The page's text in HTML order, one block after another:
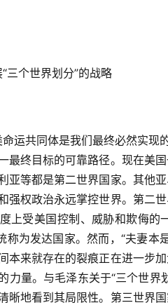
三个世界划分”的战略
运共同体是我们最终必然实现
最终目标的可靠路径。现在美
亚等都是第二世界国家。其他
强权政治永远掌控世界。第二
上受美国控制、威胁和欺侮
称为发达国家。然而，“夫妻
本来就存在的裂痕正在进一步
力量。与毛泽东关于“三个世
晰地看到其局限性。第三世界